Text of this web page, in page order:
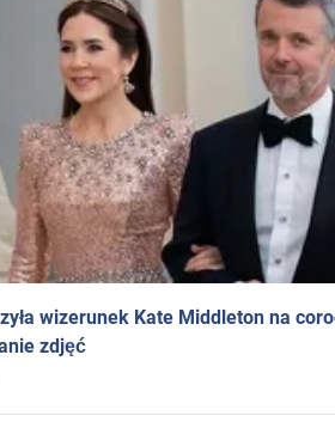
wizerunek Kate Middleton na
zdjęć